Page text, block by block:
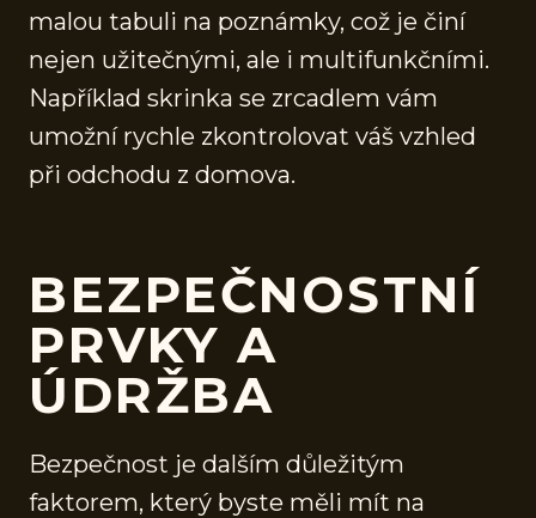
malou tabuli na poznámky, což je činí
nejen užitečnými, ale i multifunkčními.
Například skrinka se zrcadlem vám
umožní rychle zkontrolovat váš vzhled
při odchodu z domova.
BEZPEČNOSTNÍ
PRVKY A
ÚDRŽBA
Bezpečnost je dalším důležitým
faktorem, který byste měli mít na